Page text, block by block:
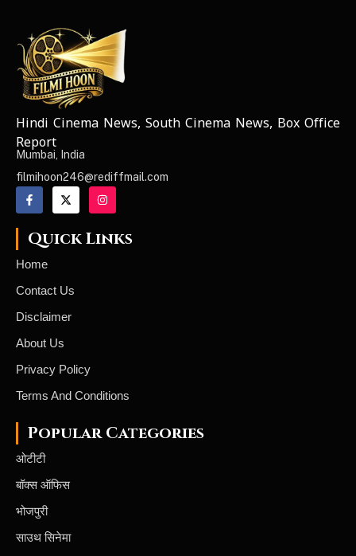
NEWS ELEMENTOR
Hindi Cinema News, South Cinema News, Box Office
Report
Mumbai, India
filmihoon246@rediffmail.com
Quick Links
Home
Contact Us
Disclaimer
About Us
Privacy Policy
Terms And Conditions
Popular Categories
ओटीटी
बॉक्स ऑफिस
भोजपुरी
साउथ सिनेमा